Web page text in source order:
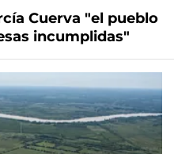
Cuerva "el pueblo
incumplidas"